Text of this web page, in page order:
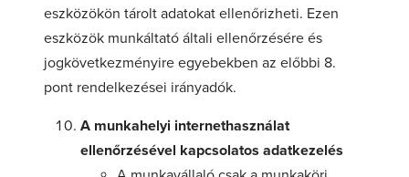
eszközökön tárolt adatokat ellenőrizheti. Ezen
eszközök munkáltató általi ellenőrzésére és
jogkövetkezményire egyebekben az előbbi 8.
pont rendelkezései irányadók.
A munkahelyi internethasználat
ellenőrzésével kapcsolatos adatkezelés